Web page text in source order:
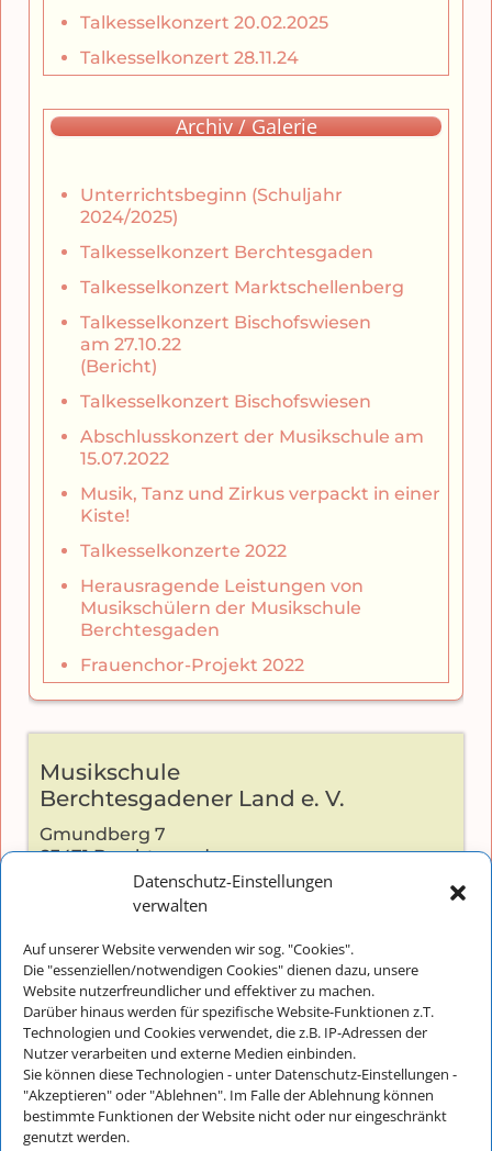
Datenschutz-Einstellungen
verwalten
Auf unserer Website verwenden wir sog. "Cookies".
Die "essenziellen/notwendigen Cookies" dienen dazu, unsere
Website nutzerfreundlicher und effektiver zu machen.
Darüber hinaus werden für spezifische Website-Funktionen z.T.
Technologien und Cookies verwendet, die z.B. IP-Adressen der
Nutzer verarbeiten und externe Medien einbinden.
Sie können diese Technologien - unter Datenschutz-Einstellungen -
"Akzeptieren" oder "Ablehnen". Im Falle der Ablehnung können
bestimmte Funktionen der Website nicht oder nur eingeschränkt
genutzt werden.
Talkesselkonzert 20.02.2025
Talkesselkonzert 28.11.24
Archiv / Galerie
Unterrichtsbeginn (Schuljahr
2024/2025)
Talkesselkonzert Berchtesgaden
Talkesselkonzert Marktschellenberg
Talkesselkonzert Bischofswiesen
am 27.10.22
(Bericht)
Talkesselkonzert Bischofswiesen
Abschlusskonzert der Musikschule am
15.07.2022
Musik, Tanz und Zirkus verpackt in einer
Kiste!
Talkesselkonzerte 2022
Herausragende Leistungen von
Musikschülern der Musikschule
Berchtesgaden
Frauenchor-Projekt 2022
Musikschule
Berchtesgadener Land e. V.
Gmundberg 7
83471 Berchtesgaden
Kontakt:
Telefon: +49 (0) 8652-2826
E-Mail:info@musikschulebgl.de
Büro-Öffnungszeiten: